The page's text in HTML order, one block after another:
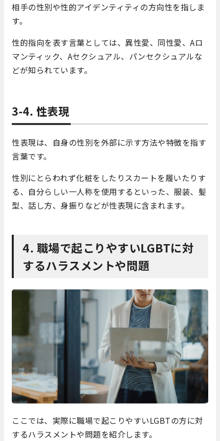
相手の性別や性的アイデンティティの方向性を指しま
す。
性的指向を表す言葉としては、異性愛、同性愛、Aロ
マンティック、Aセクシュアル、パンセクシュアルな
どが知られています。
3-4. 性表現
性表現は、自身の性別を外部に示す方法や特徴を指す
言葉です。
性別にとらわれず化粧をしたりスカートを履いたりす
る、自分らしい一人称を使用するといった、服装、髪
型、話し方、身振りなどが性表現に含まれます。
4. 職場で起こりやすいLGBTに対
するハラスメントや問題
ここでは、実際に職場で起こりやすいLGBTの方に対
するハラスメントや問題を紹介します。